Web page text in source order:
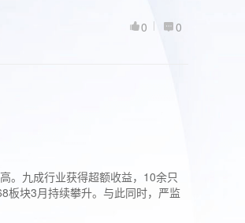
0
0
。九成行业获得超额收益，10余只
板块3月持续攀升。与此同时，严监